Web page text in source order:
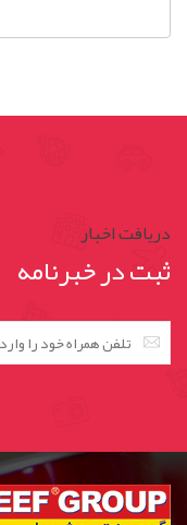
دریافت اخبار
ثبت در خبرنامه